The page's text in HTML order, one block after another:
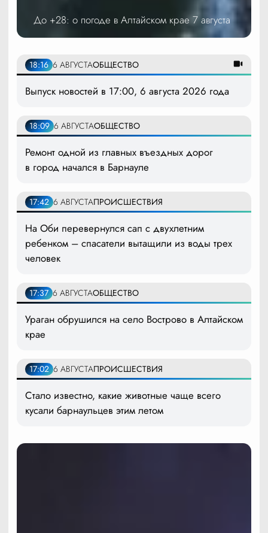
До +28: о погоде в Алтайском крае 7 августа
18:16 6 АВГУСТАОБЩЕСТВО
Выпуск новостей в 17:00, 6 августа 2026 года
18:09 6 АВГУСТАОБЩЕСТВО
Ремонт одной из главных въездных дорог
в город начался в Барнауле
17:42 6 АВГУСТАПРОИСШЕСТВИЯ
На Оби перевернулся сап с двухлетним
ребенком – спасатели вытащили из воды трех
человек
17:37 6 АВГУСТАОБЩЕСТВО
Ураган обрушился на село Вострово в Алтайском
крае
17:02 6 АВГУСТАПРОИСШЕСТВИЯ
Стало известно, какие животные чаще всего
кусали барнаульцев этим летом